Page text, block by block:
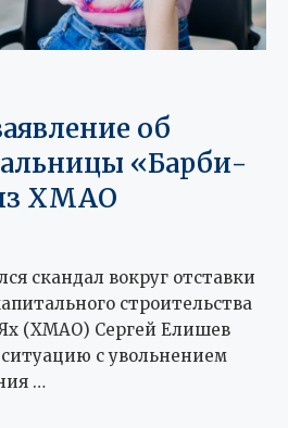
об
«Барби-
ХМАО
скандал вокруг отставки
строительства
(ХМАО) Сергей Елишев
с увольнением
…